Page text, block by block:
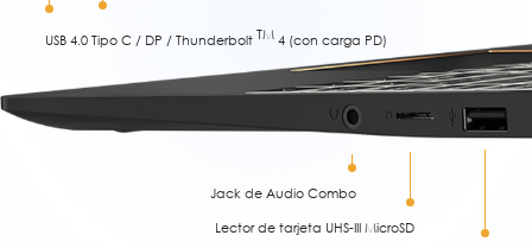
USB 4.0 Tipo C / DP / Thunderbolt TM 4 (con carga PD)
Jack de Audio Combo
Lector de tarjeta UHS-III MicroSD